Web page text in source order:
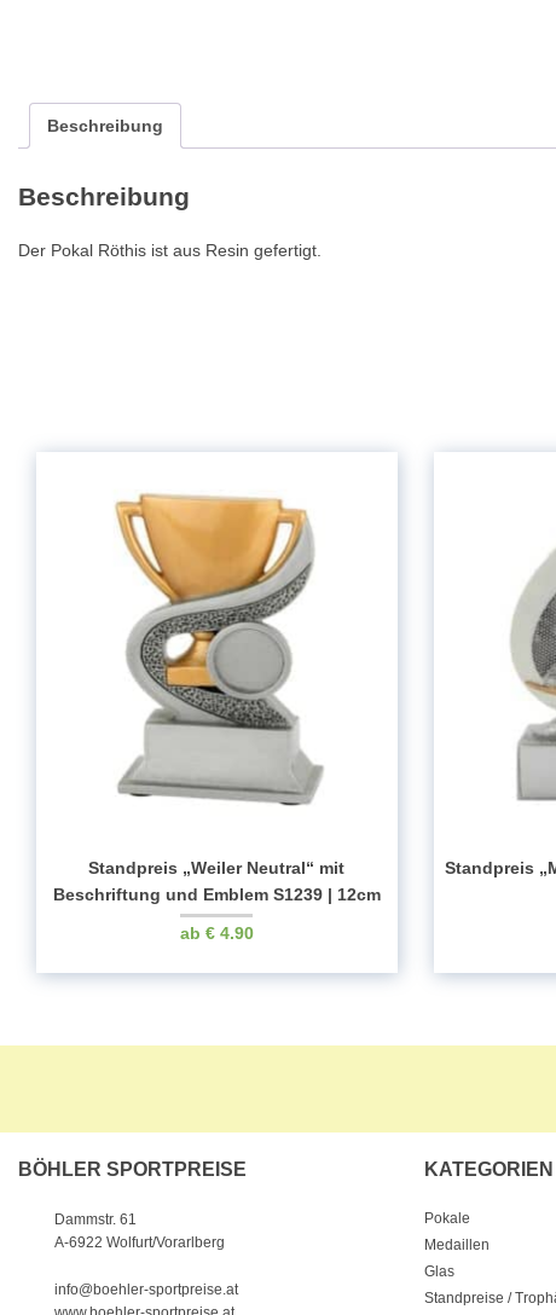
Beschreibung
Beschreibung
Der Pokal Röthis ist aus Resin gefertigt.
Standpreis „Weiler Neutral“ mit
Beschriftung und Emblem S1239 | 12cm
€4.90
Standpreis
BÖHLER SPORTPREISE
Dammstr. 61
A-6922 Wolfurt/Vorarlberg
info@boehler-sportpreise.at
KATEGORIEN
Pokale
Medaillen
Glas
Standpreise /